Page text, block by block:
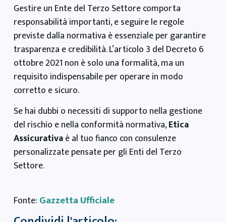
Gestire un Ente del Terzo Settore comporta
responsabilità importanti, e seguire le regole
previste dalla normativa è essenziale per garantire
trasparenza e credibilità. L’articolo 3 del Decreto 6
ottobre 2021 non è solo una formalità, ma un
requisito indispensabile per operare in modo
corretto e sicuro.
Se hai dubbi o necessiti di supporto nella gestione
del rischio e nella conformità normativa,Etica
Assicurativaè al tuo fianco con consulenze
personalizzate pensate per gli Enti del Terzo
Settore.
Fonte: Gazzetta Ufficiale